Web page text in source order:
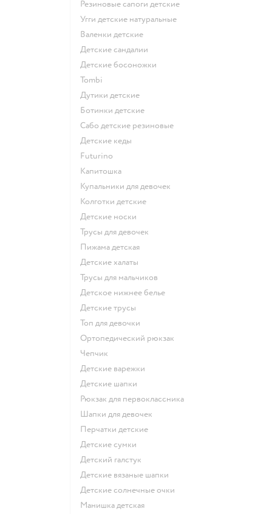
Резиновые сапоги детские
Угги детские натуральные
Валенки детские
Детские сандалии
Детские босоножки
Tombi
Дутики детские
Ботинки детские
Сабо детские резиновые
Детские кеды
Futurino
Капитошка
Купальники для девочек
Колготки детские
Детские носки
Трусы для девочек
Пижама детская
Детские халаты
Трусы для мальчиков
Детское нижнее белье
Детские трусы
Топ для девочки
Ортопедический рюкзак
Чепчик
Детские варежки
Детские шапки
Рюкзак для первоклассника
Шапки для девочек
Перчатки детские
Детские сумки
Детский галстук
Детские вязаные шапки
Детские солнечные очки
Манишка детская